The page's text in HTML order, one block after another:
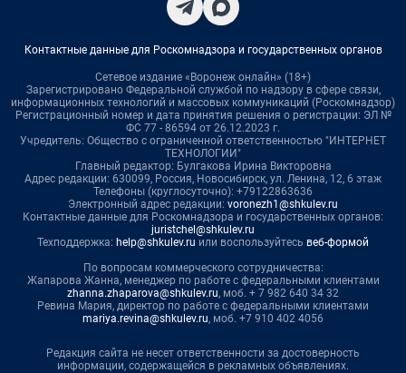
Контактные данные для Роскомнадзора и государственных органов
Сетевое издание «Воронеж онлайн» (18+)
Зарегистрировано Федеральной службой по надзору в сфере связи,
информационных технологий и массовых коммуникаций (Роскомнадзор)
Регистрационный номер и дата принятия решения о регистрации: ЭЛ №
ФС 77 - 86594 от 26.12.2023 г.
Учредитель: Общество с ограниченной ответственностью "ИНТЕРНЕТ
ТЕХНОЛОГИИ"
Главный редактор: Булгакова Ирина Викторовна
Адрес редакции: 630099, Россия, Новосибирск, ул. Ленина, 12, 6 этаж
Телефоны (круглосуточно): +79122863636
Электронный адрес редакции: voronezh1@shkulev.ru
Контактные данные для Роскомнадзора и государственных органов:
juristchel@shkulev.ru
Техподдержка: help@shkulev.ru или воспользуйтесь веб-формой
По вопросам коммерческого сотрудничества:
Жапарова Жанна, менеджер по работе с федеральными клиентами
zhanna.zhaparova@shkulev.ru, моб. + 7 982 640 34 32
Ревина Мария, директор по работе с федеральными клиентами
mariya.revina@shkulev.ru, моб. +7 910 402 4056
Редакция сайта не несет ответственности за достоверность
информации, содержащейся в рекламных объявлениях.